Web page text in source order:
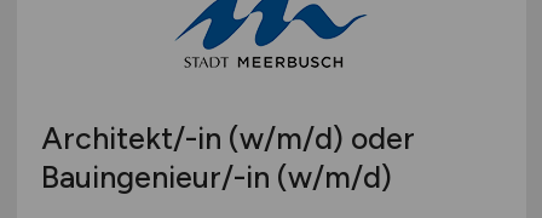
Architekt/-in (w/m/d) oder
Bauingenieur/-in (w/m/d)